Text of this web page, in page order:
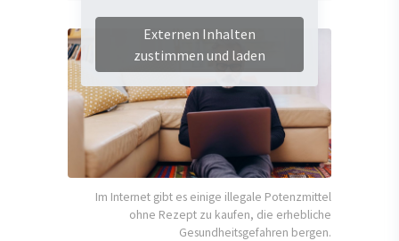
Externen Inhalten
zustimmen und laden
Im Internet gibt es einige illegale Potenzmittel
ohne Rezept zu kaufen, die erhebliche
Gesundheitsgefahren bergen.